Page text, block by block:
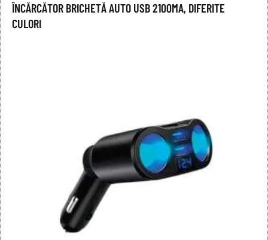
ÎNCĂRCĂTOR BRICHETĂ AUTO USB 2100MA, DIFERITE
CULORI